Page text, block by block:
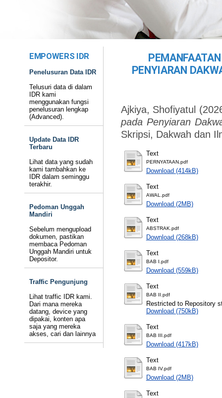
EMPOWERS IDR
Penelusuran Data IDR
Telusuri data di dalam
IDR kami
menggunakan fungsi
penelusuran lengkap
(Advanced).
Update Data IDR
Terbaru
Lihat data yang sudah
kami tambahkan ke
IDR dalam seminggu
terakhir.
Pedoman Unggah
Mandiri
Sebelum mengupload
dokumen, pastikan
membaca Pedoman
Unggah Mandiri untuk
Depositor.
Traffic Pengunjung
Lihat traffic IDR kami.
Dari mana mereka
datang, device yang
dipakai, konten apa
saja yang mereka
akses, cari dan lainnya
PENYIARAN
Ajkiya, Shofiyatul
pada Penyiaran
Skripsi, Dakwah dan
Text
PERNYATAAN.pdf
Download (414kB)
Text
AWAL.pdf
Download (2MB)
Text
ABSTRAK.pdf
Download (268kB)
Text
BAB I.pdf
Download (559kB)
Text
BAB II.pdf
Restricted to Repository
Download (750kB)
Text
BAB III.pdf
Download (417kB)
Text
BAB IV.pdf
Download (2MB)
Text